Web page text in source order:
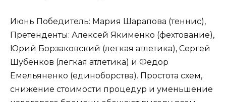
Июнь Победитель: Мария Шарапова (теннис),
Претенденты: Алексей Якименко (фехтование),
Юрий Борзаковский (легкая атлетика), Сергей
Шубенков (легкая атлетика) и Федор
Емельяненко (единоборства). Простота схем,
снижение стоимости процедур и уменьшение